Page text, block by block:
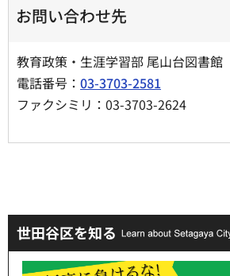
お問い合わせ先
教育政策・生涯学習部 尾山台図書館
電話番号： 03-3703-2581
ファクシミリ：03-3703-2624
世田谷区を知る